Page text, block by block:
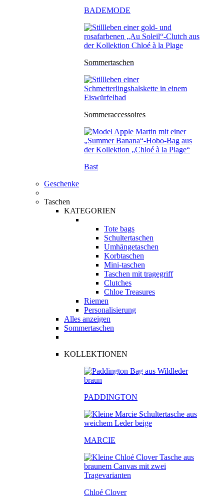
BADEMODE
Sommertaschen
Sommeraccessoires
Bast
Geschenke
Taschen
KATEGORIEN
Tote bags
Schultertaschen
Umhängetaschen
Korbtaschen
Mini-taschen
Taschen mit tragegriff
Clutches
Chloe Treasures
Riemen
Personalisierung
Alles anzeigen
Sommertaschen
KOLLEKTIONEN
PADDINGTON
MARCIE
Chloé Clover